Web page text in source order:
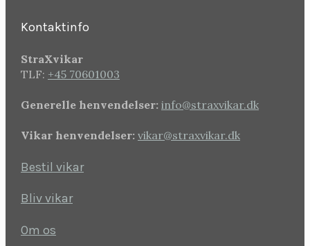
Kontaktinfo
StraXvikar
TLF: +45 70601003
Generelle henvendelser: info@straxvikar.dk
Vikar henvendelser: vikar@straxvikar.dk
Bestil vikar
Bliv vikar
Om os